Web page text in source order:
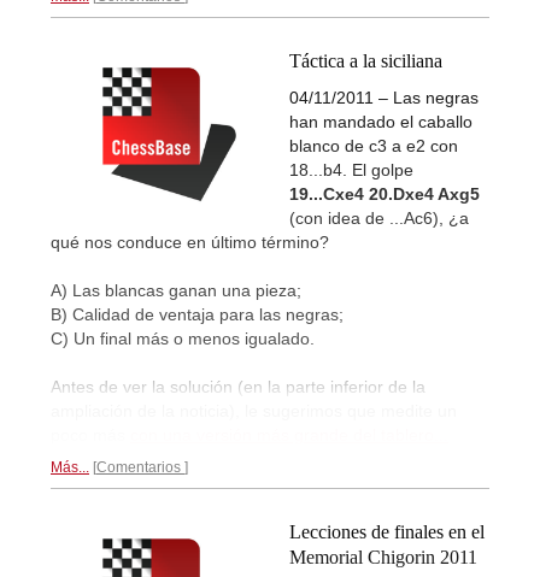
Táctica a la siciliana
04/11/2011 – Las negras
han mandado el caballo
blanco de c3 a e2 con
18...b4. El golpe
19...Cxe4 20.Dxe4 Axg5
(con idea de ...Ac6), ¿a
qué nos conduce en último término?
A) Las blancas ganan una pieza;
B) Calidad de ventaja para las negras;
C) Un final más o menos igualado.
Antes de ver la solución (en la parte inferior de la
Más... Comentarios
Lecciones de finales en el
Memorial Chigorin 2011